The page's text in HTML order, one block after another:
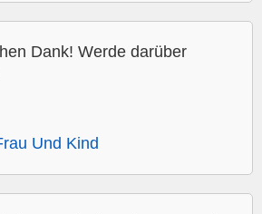
Dank! Werde darüber
Und Kind